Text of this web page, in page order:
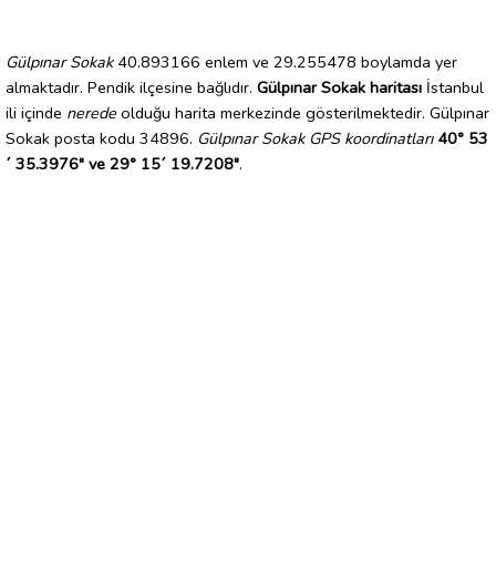
Gülpınar Sokak40.893166 enlem ve 29.255478 boylamda yer
almaktadır. Pendik ilçesine bağlıdır. Gülpınar Sokak haritası İstanbul
ili içinde nerede olduğu harita merkezinde gösterilmektedir. Gülpınar
Sokak posta kodu 34896. Gülpınar Sokak GPS koordinatları 40° 53
´ 35.3976" ve 29° 15´ 19.7208".